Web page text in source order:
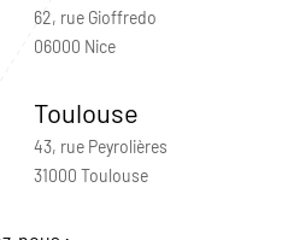
62, rue Gioffredo
06000 Nice
Toulouse
43, rue Peyrolières
31000 Toulouse